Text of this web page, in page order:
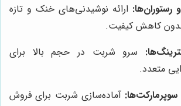
ارائه نوشیدنی‌های خنک و تازه
کاهش کیفیت.
سرو شربت در حجم بالا برای
متعدد.
آماده‌سازی شربت برای فروش